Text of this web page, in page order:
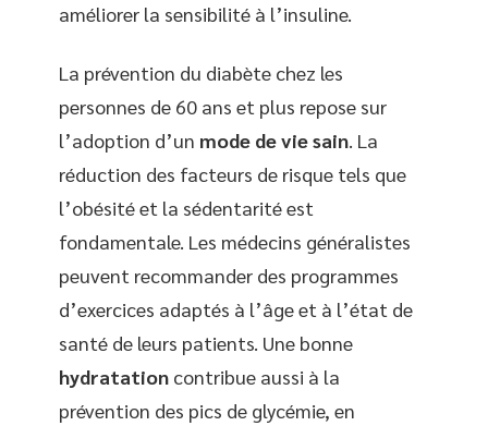
améliorer la sensibilité à l’insuline.
La prévention du diabète chez les
personnes de 60 ans et plus repose sur
l’adoption d’un mode de vie sain . La
réduction des facteurs de risque tels que
l’obésité et la sédentarité est
fondamentale. Les médecins généralistes
peuvent recommander des programmes
d’exercices adaptés à l’âge et à l’état de
santé de leurs patients. Une bonne
hydratation contribue aussi à la
prévention des pics de glycémie, en